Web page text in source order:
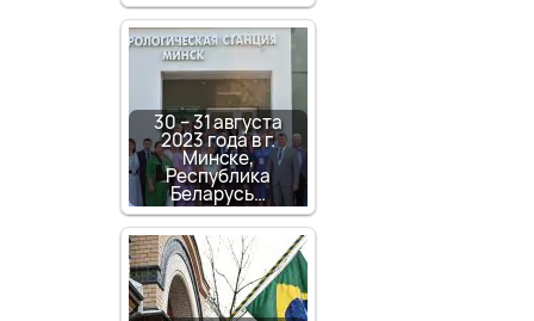
30 – 31 августа
2023 года в г.
Минске,
Республика
Беларусь…